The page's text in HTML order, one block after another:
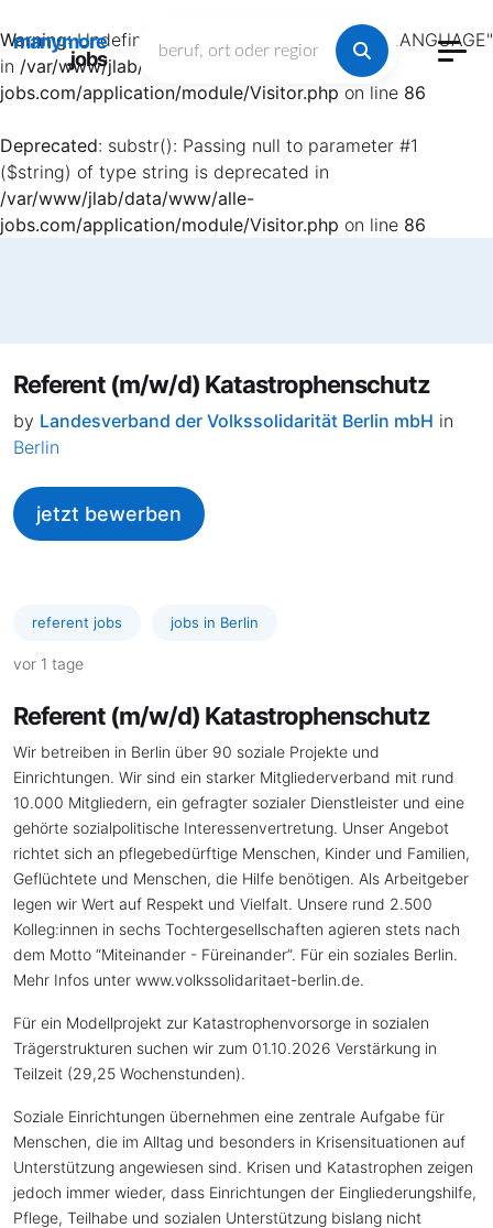
Warning: Undefined array key "HTTP_ACCEPT_LANGUAGE"
in /var/www/jlab/data/www/alle-
jobs.com/application/module/Visitor.php on line 86
Deprecated: substr(): Passing null to parameter #1
($string) of type string is deprecated in
/var/www/jlab/data/www/alle-
jobs.com/application/module/Visitor.php on line 86
manymore
.jobs
Referent (m/w/d) Katastrophenschutz
by Landesverband der Volkssolidarität Berlin mbH in
Berlin
jetzt bewerben
referent jobs jobs in Berlin
vor 1 tage
Referent (m/w/d) Katastrophenschutz
Wir betreiben in Berlin über 90 soziale Projekte und
Einrichtungen. Wir sind ein starker Mitgliederverband mit rund
10.000 Mitgliedern, ein gefragter sozialer Dienstleister und eine
gehörte sozialpolitische Interessenvertretung. Unser Angebot
richtet sich an pflegebedürftige Menschen, Kinder und Familien,
Geflüchtete und Menschen, die Hilfe benötigen. Als Arbeitgeber
legen wir Wert auf Respekt und Vielfalt. Unsere rund 2.500
Kolleg:innen in sechs Tochtergesellschaften agieren stets nach
dem Motto “Miteinander - Füreinander”. Für ein soziales Berlin.
Mehr Infos unter www.volkssolidaritaet-berlin.de.
Für ein Modellprojekt zur Katastrophenvorsorge in sozialen
Trägerstrukturen suchen wir zum 01.10.2026 Verstärkung in
Teilzeit (29,25 Wochenstunden).
Soziale Einrichtungen übernehmen eine zentrale Aufgabe für
Menschen, die im Alltag und besonders in Krisensituationen auf
Unterstützung angewiesen sind. Krisen und Katastrophen zeigen
jedoch immer wieder, dass Einrichtungen der Eingliederungshilfe,
Pflege, Teilhabe und sozialen Unterstützung bislang nicht